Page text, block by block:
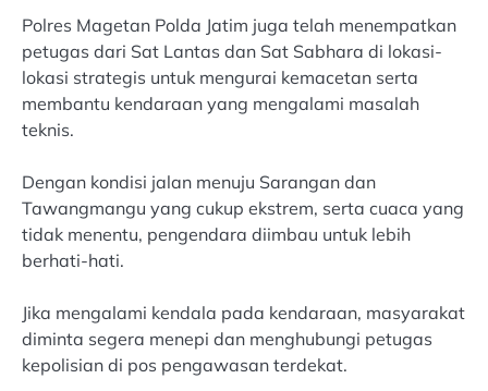
Polres Magetan Polda Jatim juga telah menempatkan
petugas dari Sat Lantas dan Sat Sabhara di lokasi-
lokasi strategis untuk mengurai kemacetan serta
membantu kendaraan yang mengalami masalah
teknis.
Dengan kondisi jalan menuju Sarangan dan
Tawangmangu yang cukup ekstrem, serta cuaca yang
tidak menentu, pengendara diimbau untuk lebih
berhati-hati.
Jika mengalami kendala pada kendaraan, masyarakat
diminta segera menepi dan menghubungi petugas
kepolisian di pos pengawasan terdekat.